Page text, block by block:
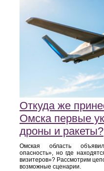
Откуда же
Омска первые
дроны и ракеты?
Омская область
опасность», но где
визитеров»? Рассмотрим
возможные сценарии.